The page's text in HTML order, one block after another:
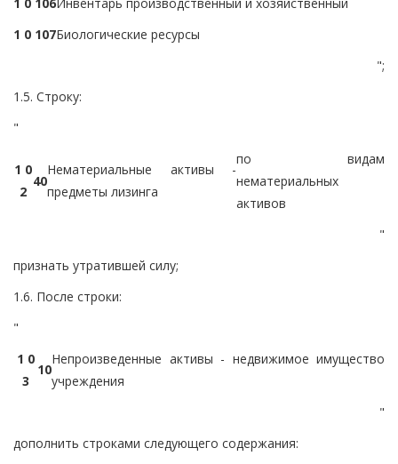
1 0 107Биологические ресурсы
";
1.5. Строку:
"
1 0
2
40
Нематериальные активы -
предметы лизинга
по видам
нематериальных
активов
"
признать утратившей силу;
1.6. После строки:
"
1 0
3
10
Непроизведенные активы - недвижимое имущество
учреждения
"
дополнить строками следующего содержания: